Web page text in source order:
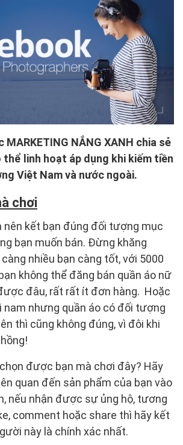
NẮNG XANH chia sẻ
thể linh hoạt áp dụng khi kiếm tiền
Việt Nam và nước ngoài.
chơi
nên kết bạn đúng đối tượng mục
bạn muốn bán. Đừng khăng
nhiều bạn càng tốt, với 5000
không thể đăng bán quần áo nữ
đâu, rất rất ít đơn hàng. Hoặc
nam nhưng quần áo có đối tượng
thì cũng không đúng, vì đôi khi
được bạn mà chơi đây? Hãy
quan đến sản phẩm của bạn vào
nếu nhận được sự ủng hộ, tương
comment hoặc share thì hãy kết
này là chính xác nhất.